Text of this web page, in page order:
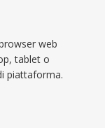
web
tablet o
piattaforma.